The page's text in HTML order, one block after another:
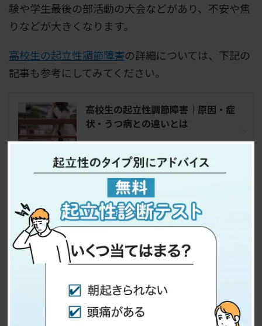
験や学生最後の部活動の大会などがあり、不安や焦
りなどが大きくなります。
高校生の起立性調節障害の詳細については、下記の
記事も参考にしてみてください。
高校生の起立性調節障害｜原因・症
状・うつ病との違いとは
午前中は体調不良であることが多く、仕事のことを
考えると気分が重くなる、遅刻が増え、午前中は特
に仕事に集中できない、日々の体調が安定しないな
どの症状が見られます。
朝礼などで立って話を聞いているとバタッと失神し